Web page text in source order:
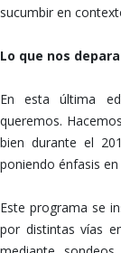
sucumbir en
Lo que nos
En esta última
queremos.
bien durante el
poniendo énfasis
Este programa se
por distintas vías